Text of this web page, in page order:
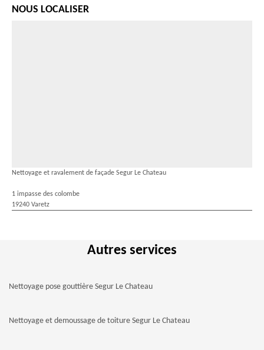
NOUS LOCALISER
Nettoyage et ravalement de façade Segur Le Chateau
1 impasse des colombe
19240 Varetz
Autres services
Nettoyage pose gouttière Segur Le Chateau
Nettoyage et demoussage de toiture Segur Le Chateau